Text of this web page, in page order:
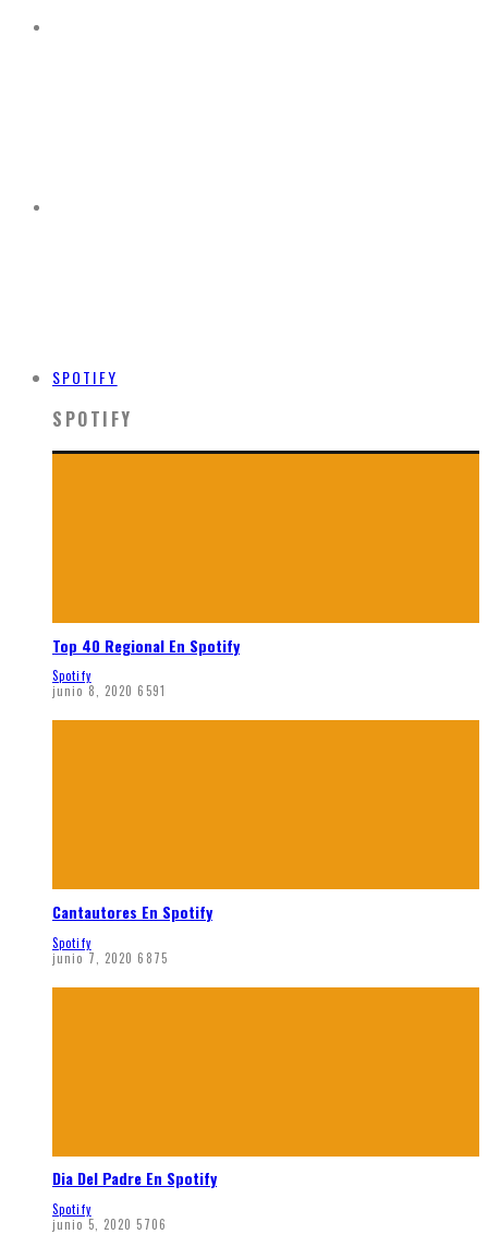
SPOTIFY
SPOTIFY
Top 40 Regional En Spotify
Spotify
junio 8, 2020 6591
Cantautores En Spotify
Spotify
junio 7, 2020 6875
Dia Del Padre En Spotify
Spotify
junio 5, 2020 5706